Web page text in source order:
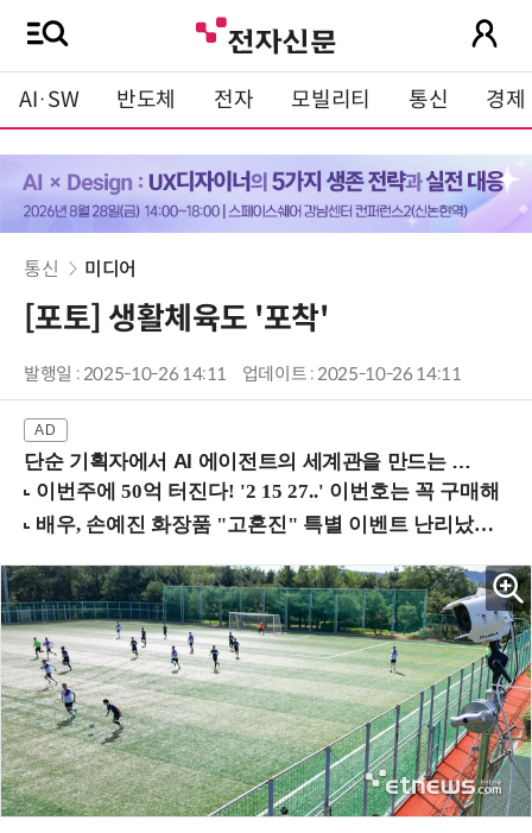
AI·SW 반도체 전자 모빌리티 통신 경제
통신 미디어
[포토] 생활체육도 '포착'
발행일 : 2025-10-26 14:11 업데이트 : 2025-10-26 14:11
단순 기획자에서 AI 에이전트의 세계관을 만드는 지식 설계자로.. (8/20 강남역)